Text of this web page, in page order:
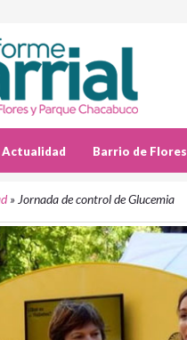
Barrio de Flores
» Jornada de control de Glucemia